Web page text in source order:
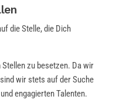
die Stelle, die Dich
zu besetzen. Da wir
wir stets auf der Suche
engagierten Talenten.